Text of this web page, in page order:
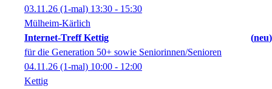
03.11.26 (1-mal) 13:30 - 15:30
Mülheim-Kärlich
Internet-Treff Kettig
neu
für die Generation 50+ sowie Seniorinnen/Senioren
04.11.26 (1-mal) 10:00 - 12:00
Kettig